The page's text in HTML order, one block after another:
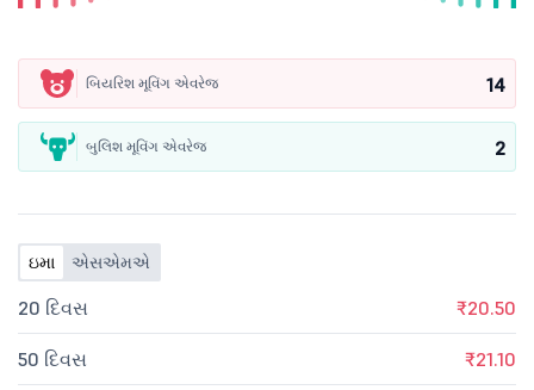
બિયરિશ મૂવિંગ એવરેજ 14
બુલિશ મૂવિંગ એવરેજ 2
ઇમા એસએમએ
20 દિવસ ₹20.50
50 દિવસ ₹21.10